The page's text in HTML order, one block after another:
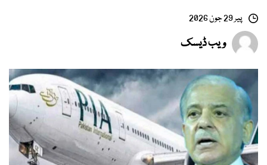
پیر 29 جون 2026
ویب ڈیسک